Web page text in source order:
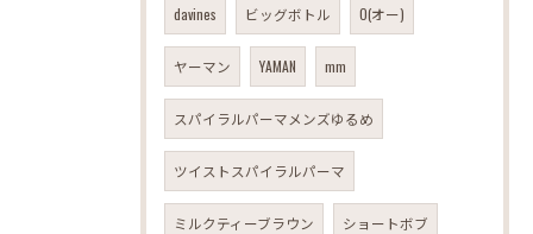
davines ビッグボトル O(オー)
ヤーマン YAMAN mm
スパイラルパーマメンズゆるめ
ツイストスパイラルパーマ
ミルクティーブラウン ショートボブ